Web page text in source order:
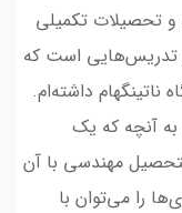
تحصیلات تکمیلی
تدریس‌هایی است که
داشته‌ام.
آنچه که یک
مهندسی با آن
را می‌توان با